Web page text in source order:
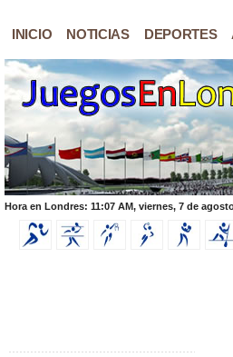
INICIO NOTICIAS DEPORTES
Hora en Londres: 11:07 AM, viernes, 7 de